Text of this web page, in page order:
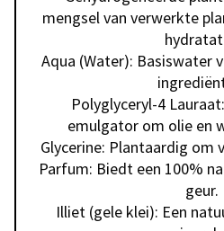
mengsel van verwerkte
Aqua (Water): Basiswater
Polyglyceryl-4
emulgator om olie en
Glycerine: Plantaardig om
Parfum: Biedt een 100%
geur.
Illiet (gele klei): Een